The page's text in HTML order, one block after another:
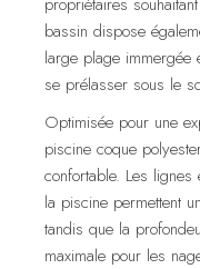
bassin dispose
large plage immergée
se prélasser sous le
Optimisée pour une
piscine coque
confortable. Les
la piscine permettent
tandis que la
maximale pour les